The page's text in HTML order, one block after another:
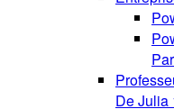
De Julia